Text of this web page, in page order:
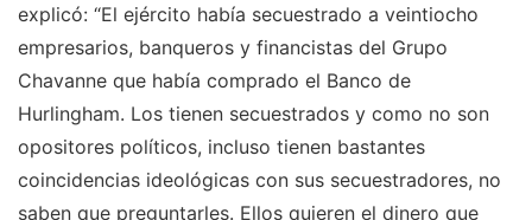
explicó: “El ejército había secuestrado a veintiocho
empresarios, banqueros y financistas del Grupo
Chavanne que había comprado el Banco de
Hurlingham. Los tienen secuestrados y como no son
opositores políticos, incluso tienen bastantes
coincidencias ideológicas con sus secuestradores, no
saben que preguntarles. Ellos quieren el dinero que